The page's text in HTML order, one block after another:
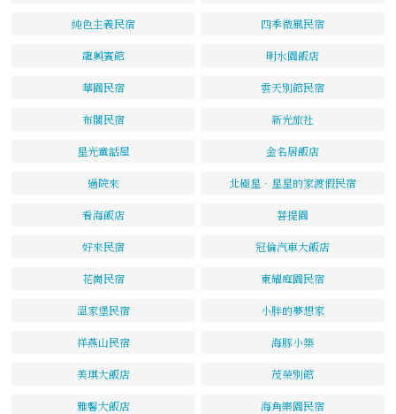
純色主義民宿 四季微風民宿
龍興賓館 明水園飯店
華園民宿 雲天別館民宿
布閣民宿 新光旅社
星光童話屋 金名居飯店
過院來 北極星．星星的家渡假民宿
看海飯店 菩提園
好來民宿 冠倫汽車大飯店
花崗民宿 東耀庭園民宿
溫家堡民宿 小胖的夢想家
祥燕山民宿 海豚小築
美琪大飯店 茂榮別館
雅馨大飯店 海角樂園民宿